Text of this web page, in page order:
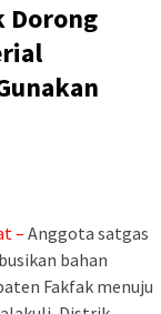
Dorong
– Anggota satgas
bahan
Fakfak menuju